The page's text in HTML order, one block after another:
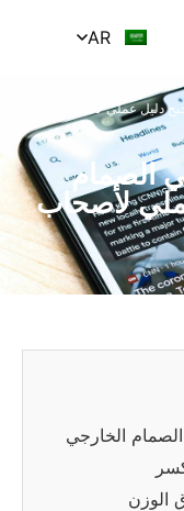
AR
دليل عملي لأصحاب
الصمام
لأصحاب